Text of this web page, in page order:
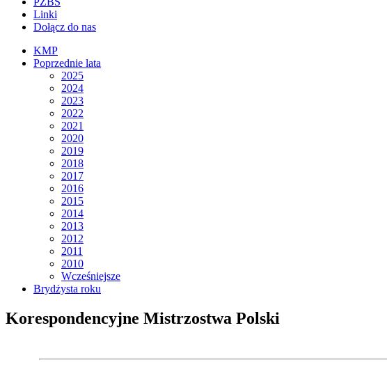
Linki
Dołącz do nas
KMP
Poprzednie lata
2025
2024
2023
2022
2021
2020
2019
2018
2017
2016
2015
2014
2013
2012
2011
2010
Wcześniejsze
Brydżysta roku
Korespondencyjne Mistrzostwa Polski